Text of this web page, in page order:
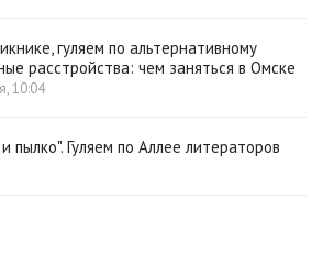
гуляем по альтернативному
расстройства: чем заняться в Омске
10:04
пылко". Гуляем по Аллее литераторов